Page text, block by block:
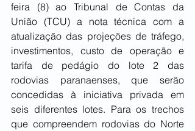
feira (8) ao Tribunal de Contas da
União (TCU) a nota técnica com a
atualização das projeções de tráfego,
investimentos, custo de operação e
tarifa de pedágio do lote 2 das
rodovias paranaenses, que serão
concedidas à iniciativa privada em
seis diferentes lotes. Para os trechos
que compreendem rodovias do Norte